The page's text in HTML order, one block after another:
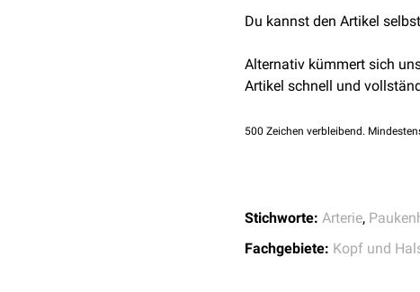
Du kannst den Artikel
Alternativ kümmert sich
Artikel schnell und
500 Zeichen verbleibend.
Stichworte: Arterie,
Fachgebiete: Kopf und